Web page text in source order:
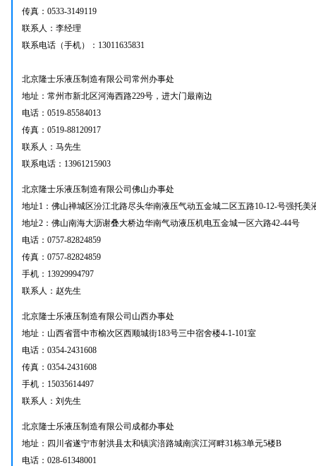
传真：0533-3149119
联系人：李经理
联系电话（手机）：13011635831
北京隆士乐液压制造有限公司常州办事处
地址：常州市新北区河海西路229号，进大门最南边
电话：0519-85584013
传真：0519-88120917
联系人：马先生
联系电话：13961215903
北京隆士乐液压制造有限公司佛山办事处
地址1：佛山禅城区汾江北路尽头华南液压气动五金城二区五路10-12-号强托
地址2：佛山南海大沥谢叠大桥边华南气动液压机电五金城一区六路42-44号
电话：0757-82824859
传真：0757-82824859
手机：13929994797
联系人：赵先生
北京隆士乐液压制造有限公司山西办事处
地址：山西省晋中市榆次区西顺城街183号三中宿舍楼4-1-101室
电话：0354-2431608
传真：0354-2431608
手机：15035614497
联系人：刘先生
北京隆士乐液压制造有限公司成都办事处
地址：四川省遂宁市射洪县太和镇滨涪路城南滨江河畔31栋3单元5楼B
电话：028-61348001